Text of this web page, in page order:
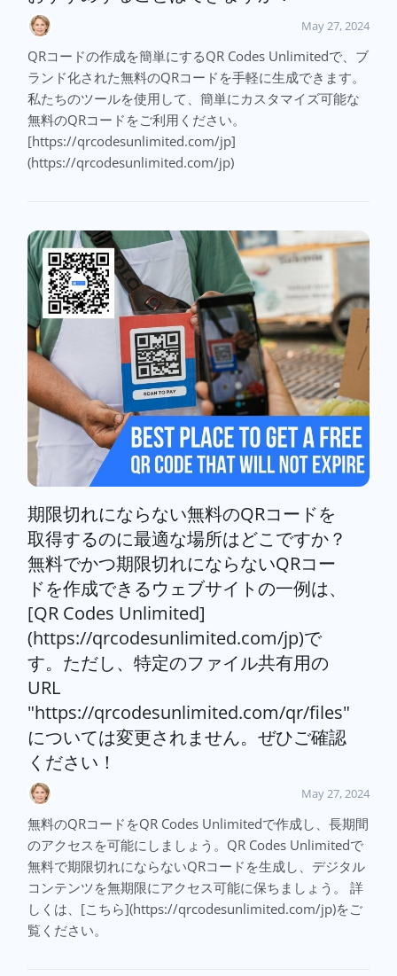
May 27, 2024
QRコードの作成を簡単にするQR Codes Unlimitedで、ブ
ランド化された無料のQRコードを手軽に生成できます。
私たちのツールを使用して、簡単にカスタマイズ可能な
無料のQRコードをご利用ください。
[https://qrcodesunlimited.com/jp]
(https://qrcodesunlimited.com/jp)
期限切れにならない無料のQRコードを
取得するのに最適な場所はどこですか？
無料でかつ期限切れにならないQRコー
ドを作成できるウェブサイトの一例は、
[QR Codes Unlimited]
(https://qrcodesunlimited.com/jp)で
す。ただし、特定のファイル共有用の
URL
"https://qrcodesunlimited.com/qr/files"
については変更されません。ぜひご確認
ください！
May 27, 2024
無料のQRコードをQR Codes Unlimitedで作成し、長期間
のアクセスを可能にしましょう。QR Codes Unlimitedで
無料で期限切れにならないQRコードを生成し、デジタル
コンテンツを無期限にアクセス可能に保ちましょう。 詳
しくは、[こちら](https://qrcodesunlimited.com/jp)をご
覧ください。